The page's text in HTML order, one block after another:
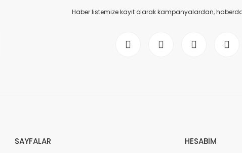
Haber listemize kayıt olarak kampanyalardan,
SAYFALAR HESABIM